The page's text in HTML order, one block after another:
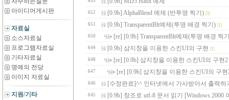
아이디어게시판
자료실
소스자료실
프로그램자료실
기타자료실
명예의 전당
이미지 자료실
지원/기타
652 [0.9b] AlphaBlend 예제 (반투명 찍기) [3]
651 [0.9b] TransparentBlt예제(투명 배경 찍기) [1]
650 [re] [0.9b] TransparentBlt예제(투명 배경 찍
649 [0.9b] 삼지창을 이용한 스킨UI의 구현 [1]
648 [re] [0.9b] 삼지창을 이용한 스킨UI의 구현2
647 [re] [0.9b] 삼지창을 이용한 스킨UI의 구
646 [수정완료]^^ 인터넷에서 가사받아서 출력하
645 [0.9b] 창조로 utf-8 문서 읽기 [Windows 2000